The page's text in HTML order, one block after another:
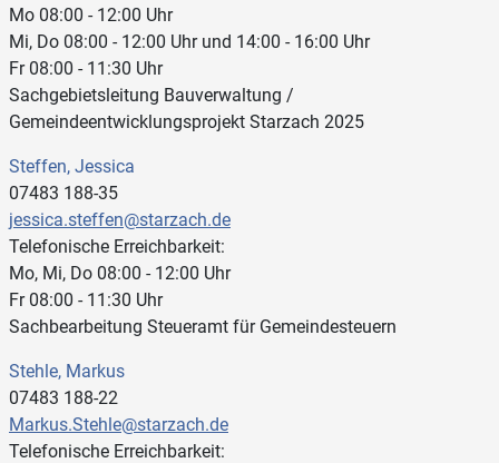
Mo 08:00 - 12:00 Uhr
Mi, Do 08:00 - 12:00 Uhr und 14:00 - 16:00 Uhr
Fr 08:00 - 11:30 Uhr
Sachgebietsleitung Bauverwaltung /
Gemeindeentwicklungsprojekt Starzach 2025
Steffen, Jessica
07483 188-35
jessica.steffen@starzach.de
Telefonische Erreichbarkeit:
Mo, Mi, Do 08:00 - 12:00 Uhr
Fr 08:00 - 11:30 Uhr
Sachbearbeitung Steueramt für Gemeindesteuern
Stehle, Markus
07483 188-22
Markus.Stehle@starzach.de
Telefonische Erreichbarkeit: